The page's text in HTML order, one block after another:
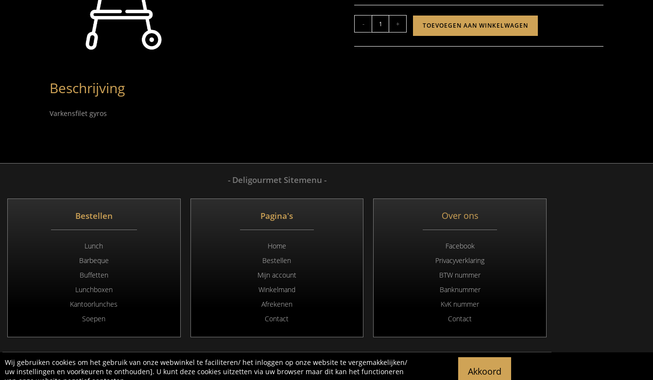
- + TOEVOEGEN AAN WINKELWAGEN
Beschrijving
Varkensfilet gyros
- Deligourmet Sitemenu -
Bestellen
Lunch
Barbeque
Buffetten
Lunchboxen
Kantoorlunches
Soepen
Pagina's
Home
Bestellen
Mijn account
Winkelmand
Afrekenen
Contact
Over ons
Facebook
Privacyverklaring
BTW nummer
Banknummer
KvK nummer
Contact
Copyright 2020 © All rights Reserved. Webdesign & hosting by Duisters Media
Wij gebruiken cookies om het gebruik van onze webwinkel te faciliteren/ het inloggen op onze website te vergemakkelijken/
uw instellingen en voorkeuren te onthouden]. U kunt deze cookies uitzetten via uw browser maar dit kan het functioneren
Akkoord